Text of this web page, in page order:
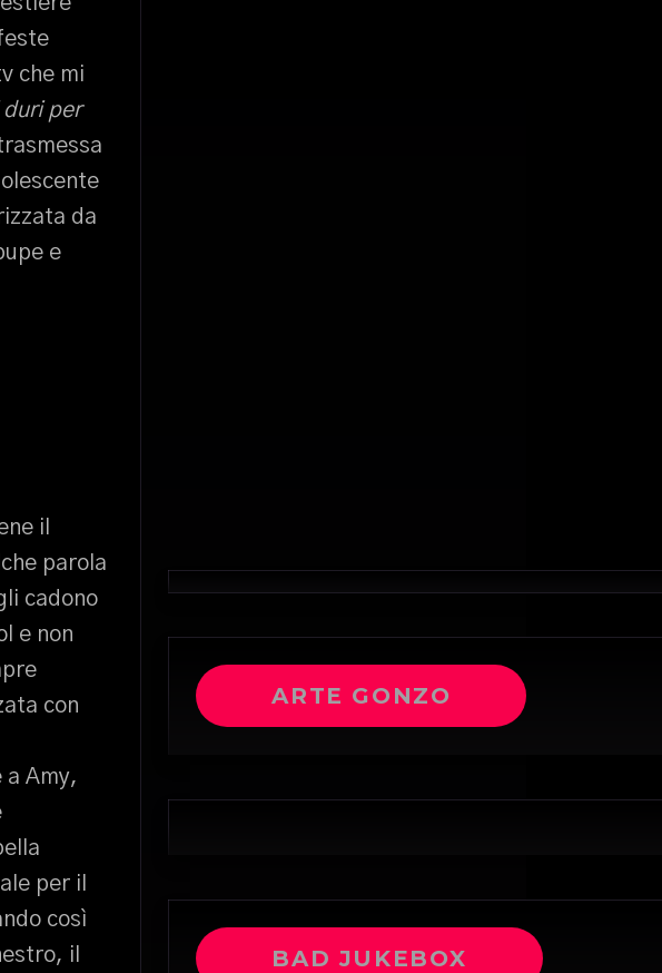
che mi
duri per
da
e
il
parola
cadono
e non
con
a Amy,
per il
così
il
ARTE GONZO
BAD JUKEBOX